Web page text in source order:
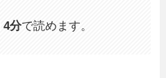
4分で読めます。